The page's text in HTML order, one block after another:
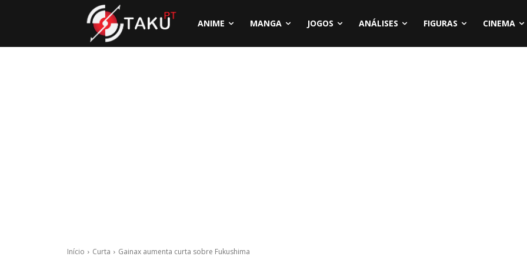
ANIME MANGA JOGOS ANÁLISES FIGURAS CINEMA
Início Curta Gainax aumenta curta sobre Fukushima